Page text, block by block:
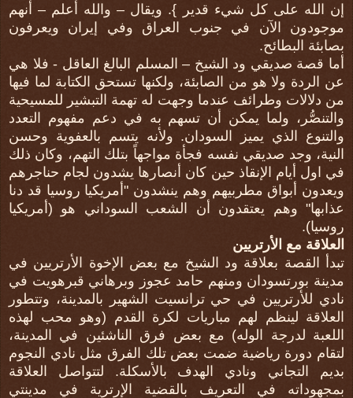
إن الله على كل شيء قدير }. ويقال – والله أعلم – أنهم
موجودون الآن في جنوب العراق وفي إيران ويعرفون
بصابئة البطائح.
أما قصة صديقي ود الشيخ – المسلم البالغ العاقل - فلا هي
عن الردة ولا هو من الصابئة، ولكنها تستحق الكتابة لما فيها
من دلالات وطرائف عندما وجهت له تهمة التبشير للمسيحية
والتنصُّر، ولما يمكن أن تسهم به في دعم مفهوم التعدد
والتنوع الذي يميز السودان. ولأنه يتسم بالعفوية وحسن
النية، وجد صديقي نفسه فجأة مواجهاً بتلك التهم، وكان ذلك
في اول أيام الإنقاذ حين كان أنصارها يشدون لجام حناجرهم
ويعدون أبواق مطربيهم وهم ينشدون "أمريكيا روسيا قد دنا
عذابها" وهم يعتقدون أن الشعب السوداني هو (أمريكيا
روسيا).
العلاقة مع الأرتريين
تبدأ القصة بعلاقة ود الشيخ مع بعض الإخوة الأرتريين في
مدينة بورتسودان ومنهم حامد عجوز وبرهاني قبرهويت في
نادي للأرتريين في حي ترانسيت الشهير بالمدينة، وتتطور
العلاقة لينظم لهم مباريات لكرة القدم (وهو محب لهذه
اللعبة لدرجة الوله) مع بعض فرق الناشئين في المدينة،
لتقام دورة رياضية ضمت بعض تلك الفرق مثل نادي النجوم
بديم التجاني ونادي الهدف بالأسكلة. لتتواصل العلاقة
بمجهوداته في التعريف بالقضية الإرترية في مدينتي